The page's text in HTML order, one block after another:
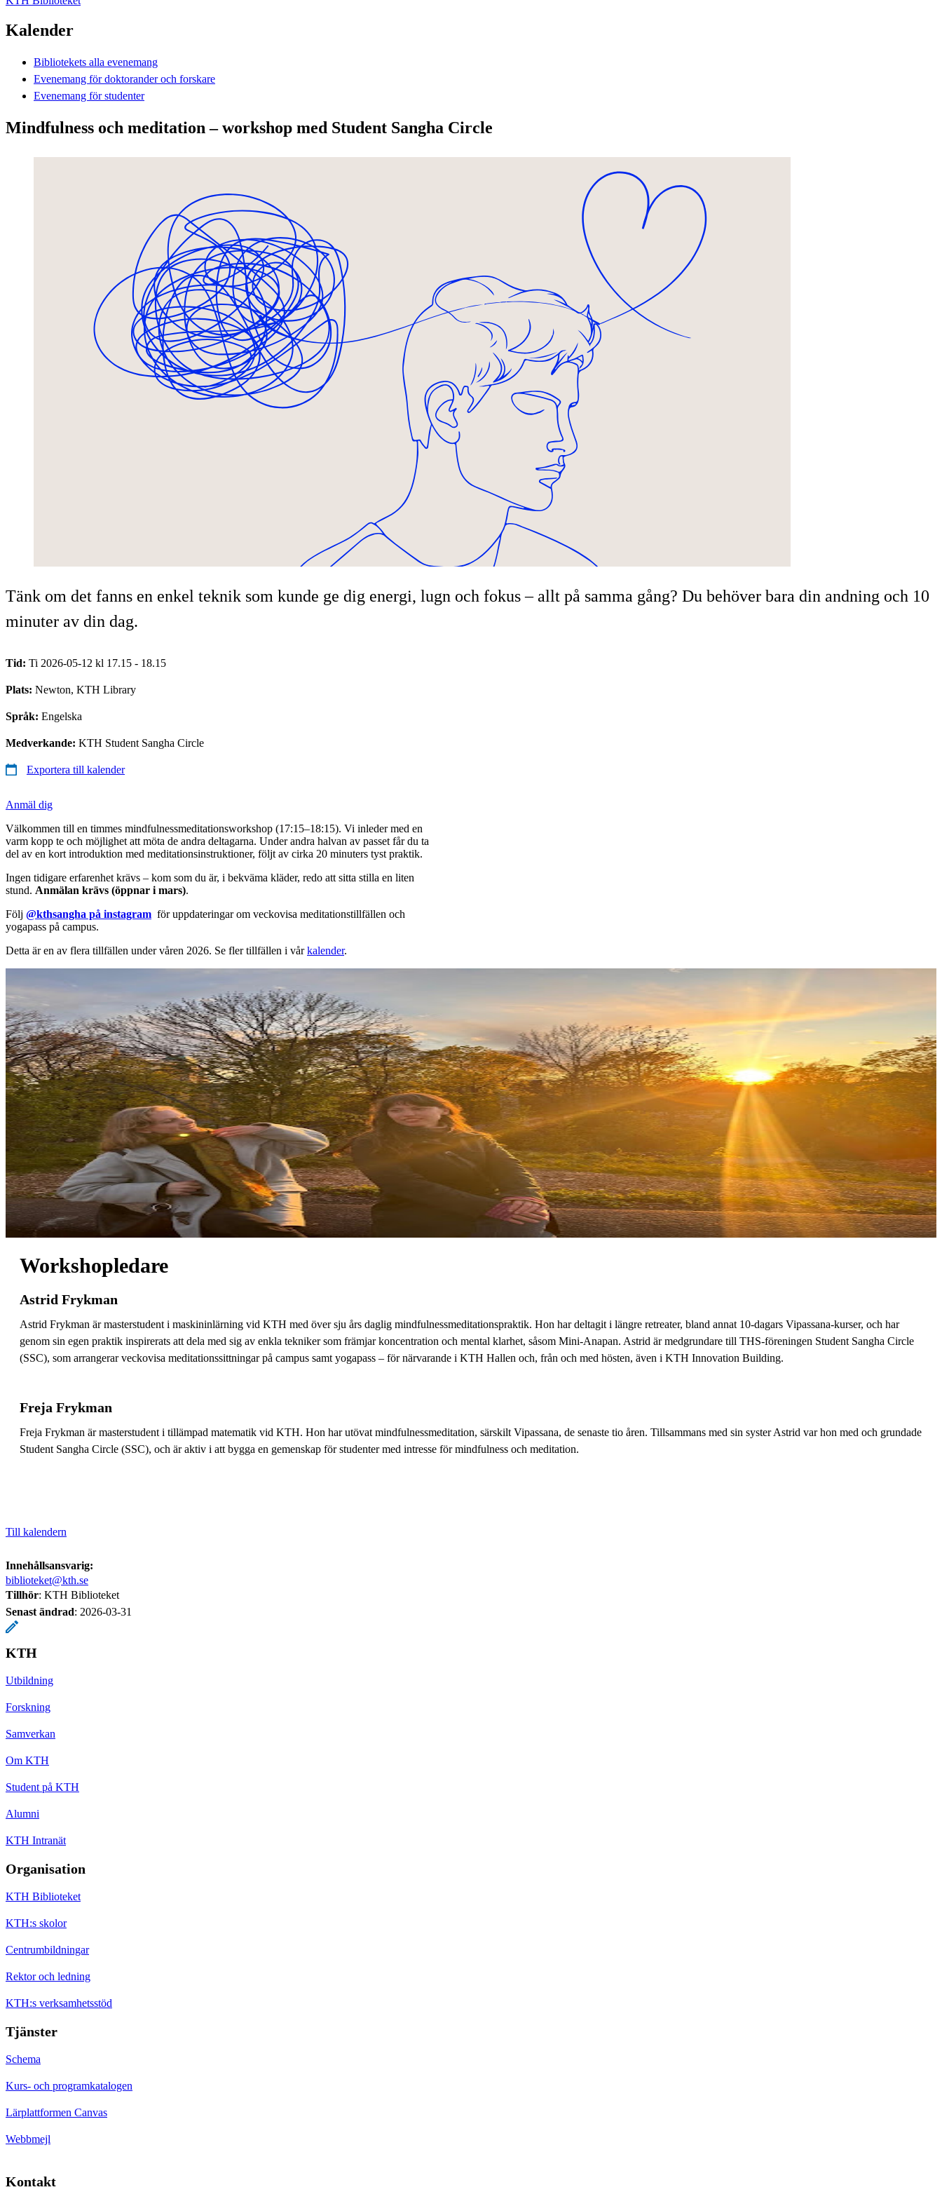
Kalender
Bibliotekets alla evenemang
Evenemang för doktorander och forskare
Evenemang för studenter
Mindfulness och meditation – workshop med Student Sangha Circle
Tänk om det fanns en enkel teknik som kunde ge dig energi, lugn och fokus – allt på samma gång? Du behöver bara din andning och 10
minuter av din dag.
Tid: Ti 2026-05-12 kl 17.15 - 18.15
Plats: Newton, KTH Library
Språk: Engelska
Medverkande: KTH Student Sangha Circle
Exportera till kalender
Anmäl dig
Välkommen till en timmes mindfulnessmeditationsworkshop (17:15–18:15). Vi inleder med en
varm kopp te och möjlighet att möta de andra deltagarna. Under andra halvan av passet får du ta
del av en kort introduktion med meditationsinstruktioner, följt av cirka 20 minuters tyst praktik.
Ingen tidigare erfarenhet krävs – kom som du är, i bekväma kläder, redo att sitta stilla en liten
stund. Anmälan krävs (öppnar i mars).
Följ @kthsangha på instagram för uppdateringar om veckovisa meditationstillfällen och
yogapass på campus.
Detta är en av flera tillfällen under våren 2026. Se fler tillfällen i vårkalender.
Workshopledare
Astrid Frykman
Astrid Frykman är masterstudent i maskininlärning vid KTH med över sju års daglig mindfulnessmeditationspraktik. Hon har deltagit i längre retreater, bland annat 10-dagars Vipassana-kurser, och har
genom sin egen praktik inspirerats att dela med sig av enkla tekniker som främjar koncentration och mental klarhet, såsom Mini-Anapan. Astrid är medgrundare till THS-föreningen Student Sangha Circle
(SSC), som arrangerar veckovisa meditationssittningar på campus samt yogapass – för närvarande i KTH Hallen och, från och med hösten, även i KTH Innovation Building.
Freja Frykman
Freja Frykman är masterstudent i tillämpad matematik vid KTH. Hon har utövat mindfulnessmeditation, särskilt Vipassana, de senaste tio åren. Tillsammans med sin syster Astrid var hon med och grundade
Student Sangha Circle (SSC), och är aktiv i att bygga en gemenskap för studenter med intresse för mindfulness och meditation.
Till kalendern
Innehållsansvarig:
biblioteket@kth.se
Tillhör: KTH Biblioteket
Senast ändrad: 2026-03-31
KTH
Utbildning
Forskning
Samverkan
Om KTH
Student på KTH
Alumni
KTH Intranät
Organisation
KTH Biblioteket
KTH:s skolor
Centrumbildningar
Rektor och ledning
KTH:s verksamhetsstöd
Tjänster
Schema
Kurs- och programkatalogen
Lärplattformen Canvas
Webbmejl
Kontakt